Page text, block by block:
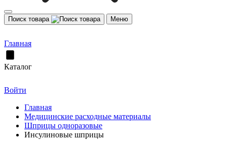
Поиск товара Меню
Главная
Каталог
Войти
Главная
Медицинские расходные материалы
Шприцы одноразовые
Инсулиновые шприцы